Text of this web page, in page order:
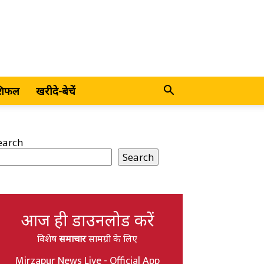
खरीदे-बेचें
Search
आज ही डाउनलोड करें
विशेषसमाचारसामग्री के लिए